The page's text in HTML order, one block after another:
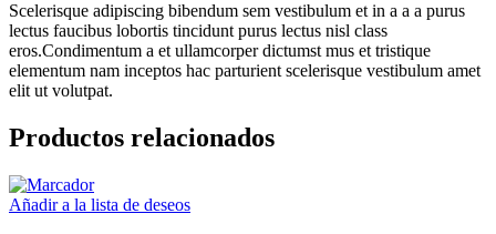
Scelerisque adipiscing bibendum sem vestibulum et in a a a purus
lectus faucibus lobortis tincidunt purus lectus nisl class
eros.Condimentum a et ullamcorper dictumst mus et tristique
elementum nam inceptos hac parturient scelerisque vestibulum amet
elit ut volutpat.
Productos relacionados
Añadir a la lista de deseos